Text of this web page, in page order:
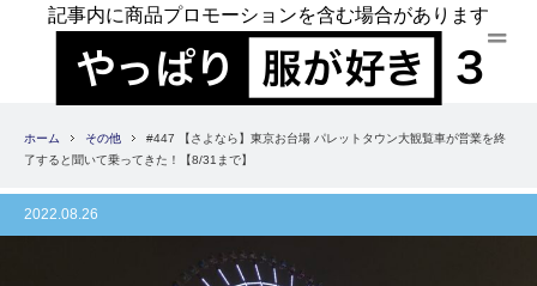
記事内に商品プロモーションを含む場合があります
ホーム その他
#447 【さよなら】東京お台場 パレットタウン大観覧車が営業を終
了すると聞いて乗ってきた！【8/31まで】
2022.08.26